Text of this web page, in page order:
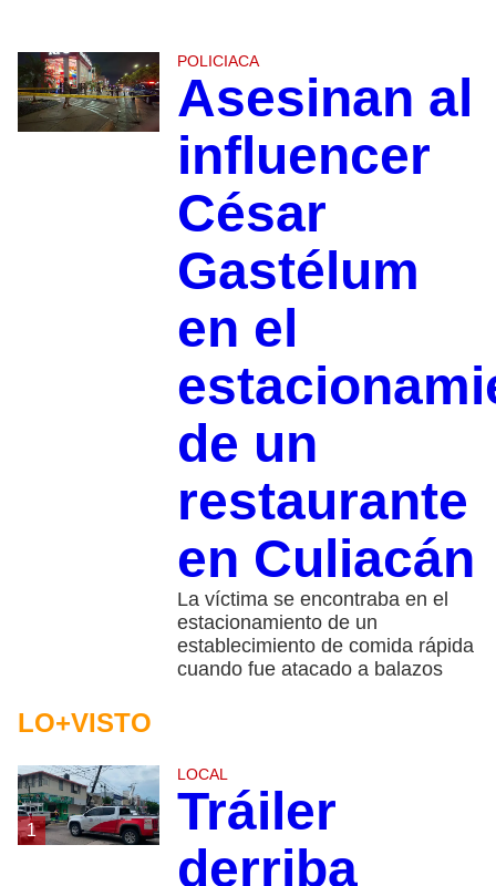
POLICIACA
Asesinan al
influencer
César
Gastélum
en el
de un
restaurante
en Culiacán
La víctima se encontraba en el
estacionamiento de un
establecimiento de comida rápida
cuando fue atacado a balazos
LO+VISTO
1
LOCAL
Tráiler
derriba